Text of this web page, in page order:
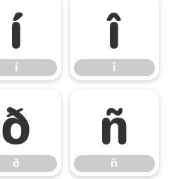
í
í î
î
ð
ð ñ
ñ